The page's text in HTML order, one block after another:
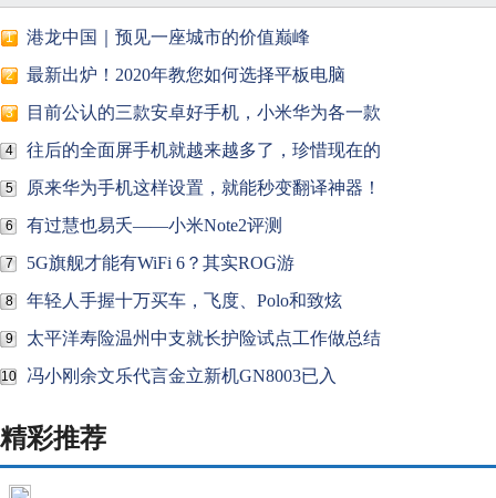
1 港龙中国｜预见一座城市的价值巅峰
2 最新出炉！2020年教您如何选择平板电脑
3 目前公认的三款安卓好手机，小米华为各一款
4 往后的全面屏手机就越来越多了，珍惜现在的
5 原来华为手机这样设置，就能秒变翻译神器！
6 有过慧也易夭——小米Note2评测
7 5G旗舰才能有WiFi 6？其实ROG游
8 年轻人手握十万买车，飞度、Polo和致炫
9 太平洋寿险温州中支就长护险试点工作做总结
10 冯小刚余文乐代言金立新机GN8003已入
精彩推荐